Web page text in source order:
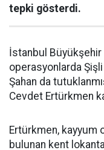
tepki gösterdi.
İstanbul Büyükşehir
operasyonlarda
Şahan da
Cevdet Ertürkmen
Ertürkmen, kayyum
bulunan kent